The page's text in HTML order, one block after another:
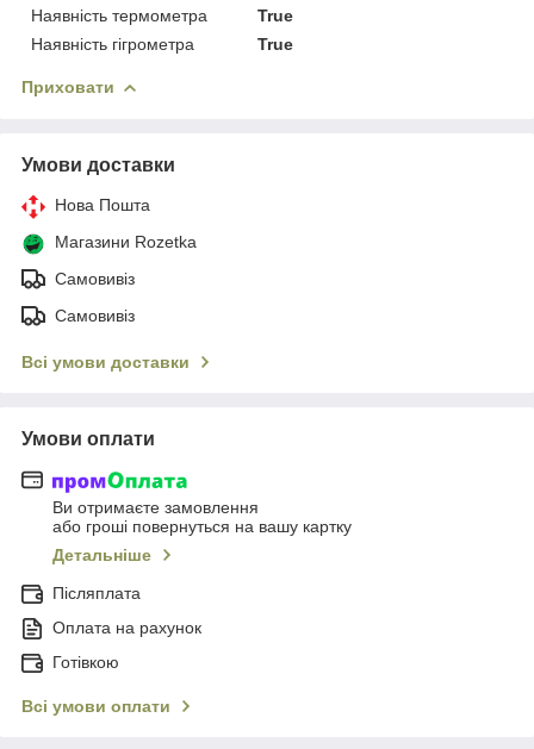
Наявність термометра
True
Наявність гігрометра
True
Приховати
Умови доставки
Нова Пошта
Магазини Rozetka
Самовивіз
Самовивіз
Всі умови доставки
Умови оплати
Ви отримаєте замовлення
або гроші повернуться на вашу картку
Детальніше
Післяплата
Оплата на рахунок
Готівкою
Всі умови оплати